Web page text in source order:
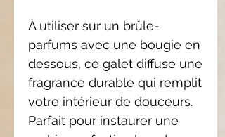
À utiliser sur un brûle-
parfums avec une bougie en
dessous, ce galet diffuse une
fragrance durable qui remplit
votre intérieur de douceurs.
Parfait pour instaurer une